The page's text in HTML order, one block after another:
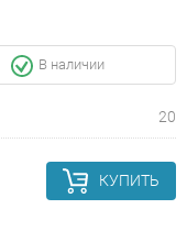
В наличии
20
КУПИТЬ